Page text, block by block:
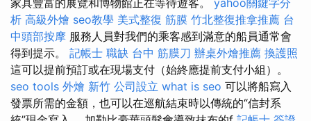
家具豐富的展覽和博物館正在等待遊客。 yahoo關鍵字分
析 高級外燴 seo教學 美式整復 筋膜 竹北整復推拿推薦 台
中頭部按摩 服務人員對我們的乘客感到滿意的船員通常會
得到提示。 記帳士 職缺 台中 筋膜刀 辦桌外燴推薦 換護照
這可以提前預訂或在現場支付（始終應提前支付小組）。
seo tools 外燴 新竹 公司設立 what is seo 可以將船寫入
發票所需的金額，也可以在巡航結束時以傳統的“信封系